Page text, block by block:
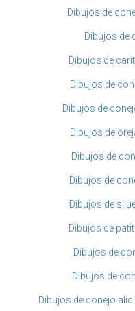
Dibujos de
Dibujos de
Dibujos de
Dibujos de
Dibujos de
Dibujos de
Dibujos de
Dibujos de
Dibujos de
Dibujos de
Dibujos de
Dibujos de
Dibujos de conejo